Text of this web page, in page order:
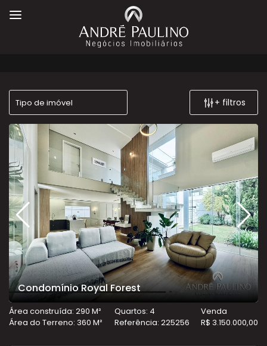
+ filtros
Condomínio Royal Forest
Área construída: 290 M²
Área do Terreno: 360 M²
Quartos: 4
Referência: 225256
Venda
R$ 3.150.000,00